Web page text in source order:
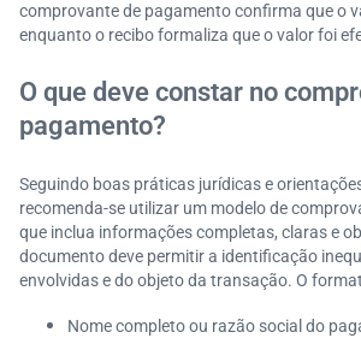
comprovante de pagamento confirma que o
enquanto o recibo formaliza que o valor foi
O que deve constar no
pagamento?
Seguindo boas práticas jurídicas e
recomenda-se utilizar um modelo de
que inclua informações completas, claras e
documento deve permitir a identificação
envolvidas e do objeto da transação. O
Nome completo ou razão social do